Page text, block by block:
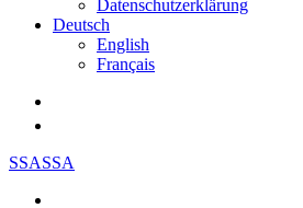
Datenschutzerklärung
Deutsch
English
Français
SSASSA